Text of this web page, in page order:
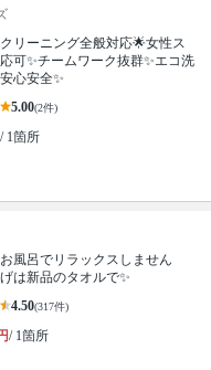
リーニング全般対応🌟女性ス
可✨チームワーク抜群✨エコ洗
心安全✨
5.00(2件)
/ 1箇所
風呂でリラックスしません
は新品のタオルで✨
4.50(317件)
/ 1箇所